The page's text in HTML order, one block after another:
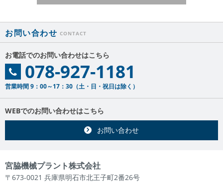
お問い合わせ
お電話でのお問い合わせはこちら
078-927-1181
営業時間 9：00～17：30（土・日・祝日は除く）
WEBでのお問い合わせはこちら
お問い合わせ
宮脇機械プラント株式会社
〒673-0021 兵庫県明石市北王子町2番26号